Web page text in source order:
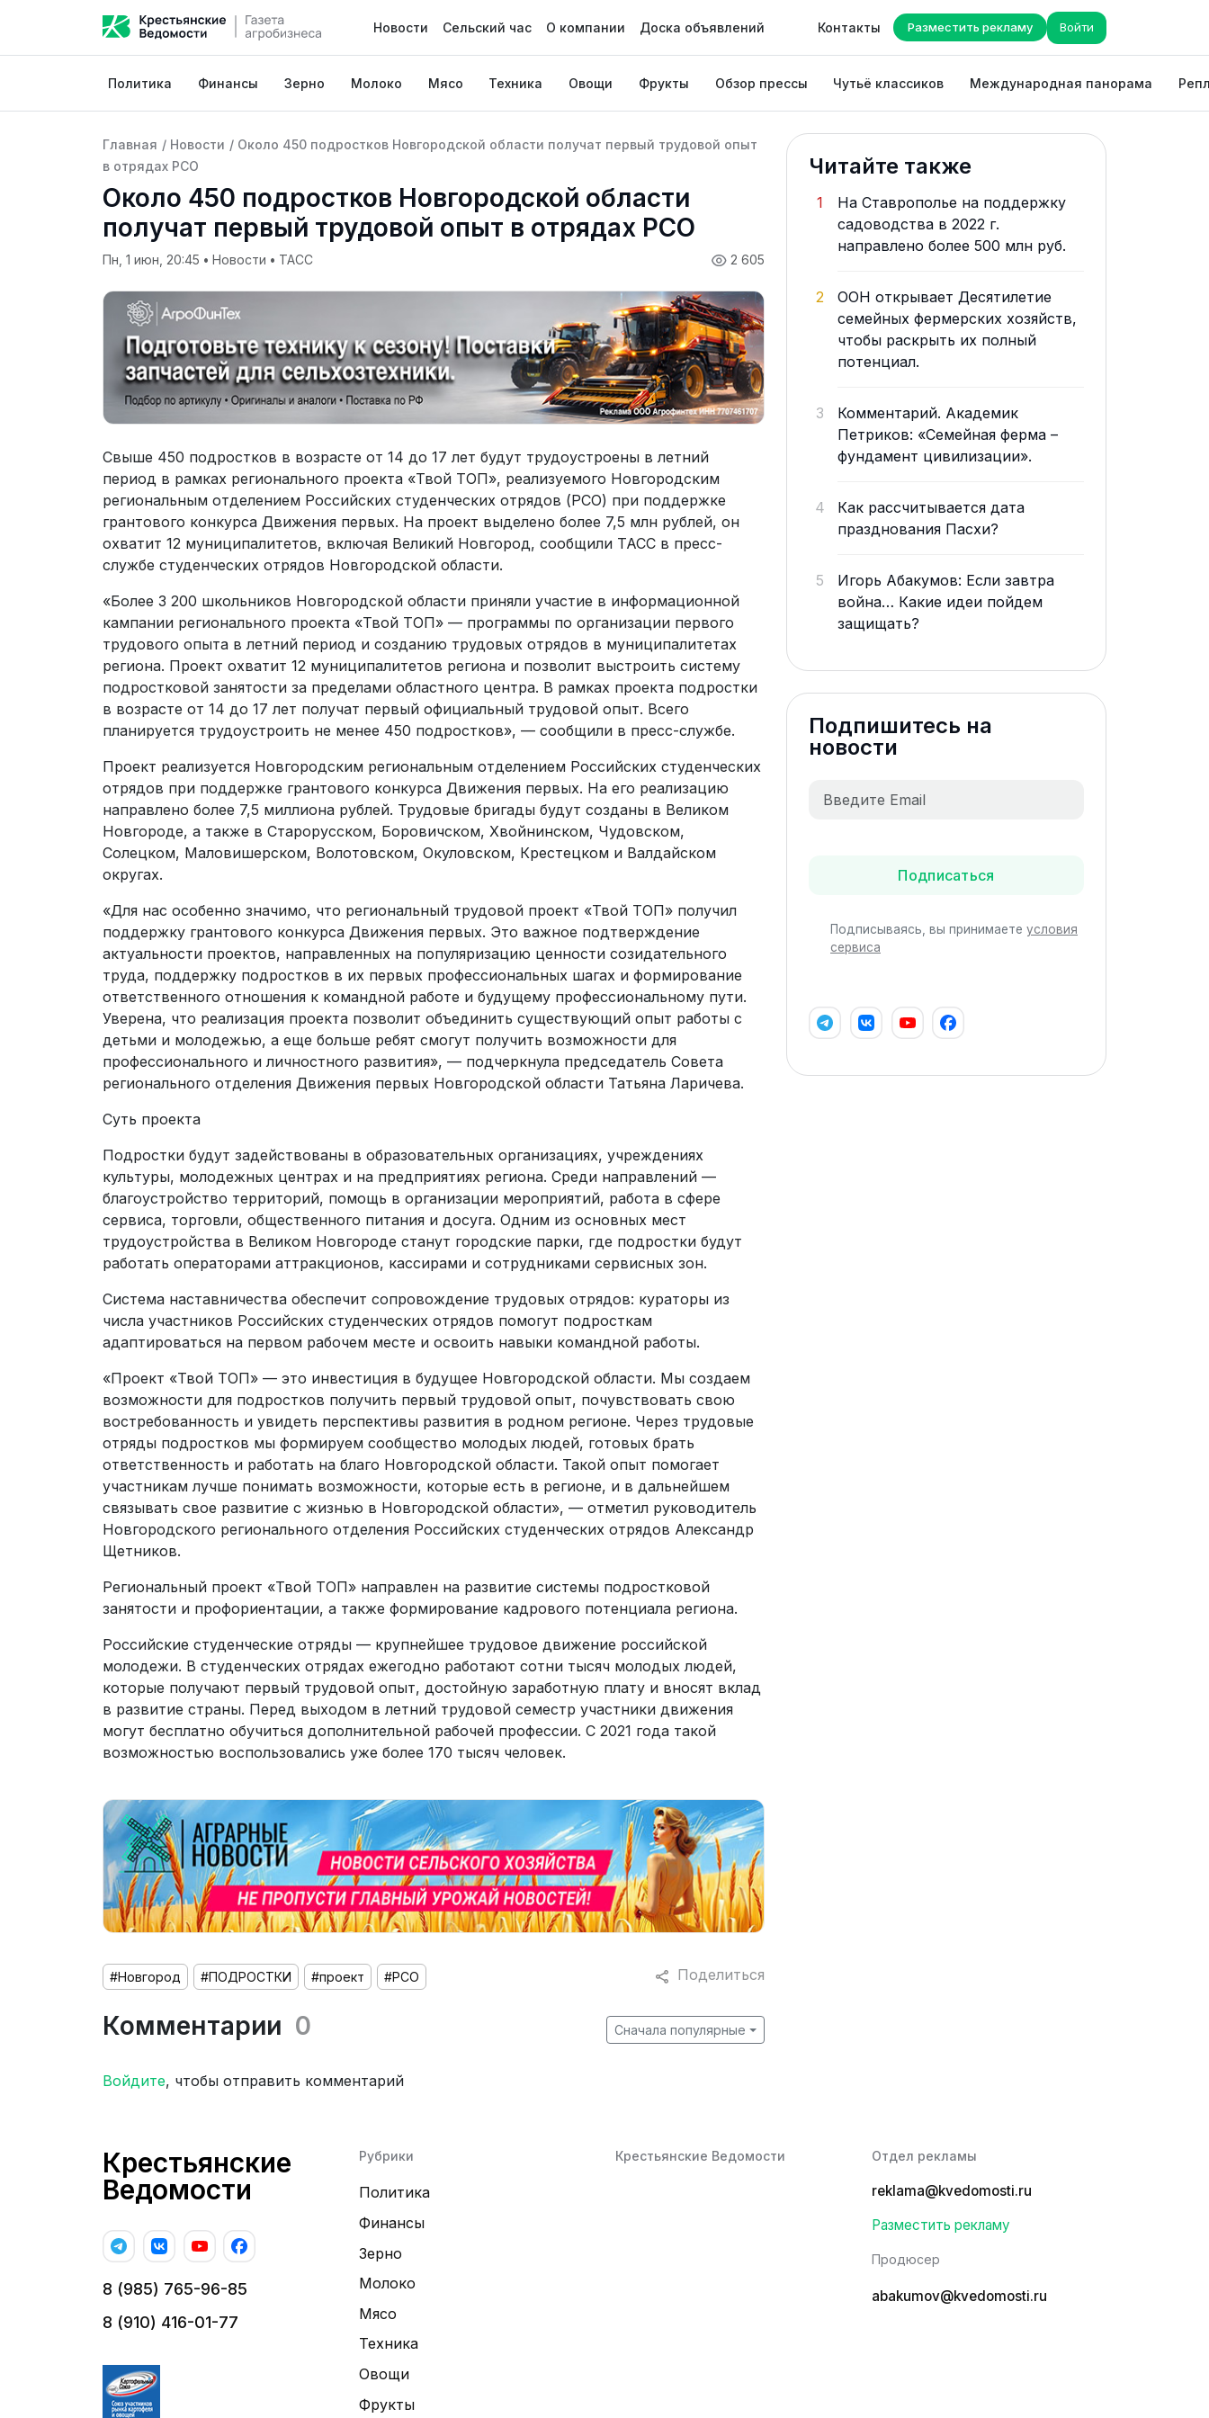
Новости Сельский час О компании Доска объявлений Контакты Разместить рекламу Войти
Политика Финансы Зерно Молоко Мясо Техника Овощи Фрукты Обзор прессы Чутьё классиков Международная панорама
Главная / Новости / Около 450 подростков Новгородской области получат первый трудовой опыт
в отрядах РСО
Около 450 подростков Новгородской области
получат первый трудовой опыт в отрядах РСО
2 605
Пн, 1 июн, 20:45 • Новости • ТАСС
Свыше 450 подростков в возрасте от 14 до 17 лет будут трудоустроены в летний
период в рамках регионального проекта «Твой ТОП», реализуемого Новгородским
региональным отделением Российских студенческих отрядов (РСО) при поддержке
грантового конкурса Движения первых. На проект выделено более 7,5 млн рублей, он
охватит 12 муниципалитетов, включая Великий Новгород, сообщили ТАСС в пресс-
службе студенческих отрядов Новгородской области.
«Более 3 200 школьников Новгородской области приняли участие в информационной
кампании регионального проекта «Твой ТОП» — программы по организации первого
трудового опыта в летний период и созданию трудовых отрядов в муниципалитетах
региона. Проект охватит 12 муниципалитетов региона и позволит выстроить систему
подростковой занятости за пределами областного центра. В рамках проекта подростки
в возрасте от 14 до 17 лет получат первый официальный трудовой опыт. Всего
планируется трудоустроить не менее 450 подростков», — сообщили в пресс-службе.
Проект реализуется Новгородским региональным отделением Российских студенческих
отрядов при поддержке грантового конкурса Движения первых. На его реализацию
направлено более 7,5 миллиона рублей. Трудовые бригады будут созданы в Великом
Новгороде, а также в Старорусском, Боровичском, Хвойнинском, Чудовском,
Солецком, Маловишерском, Волотовском, Окуловском, Крестецком и Валдайском
округах.
«Для нас особенно значимо, что региональный трудовой проект «Твой ТОП» получил
поддержку грантового конкурса Движения первых. Это важное подтверждение
актуальности проектов, направленных на популяризацию ценности созидательного
труда, поддержку подростков в их первых профессиональных шагах и формирование
ответственного отношения к командной работе и будущему профессиональному пути.
Уверена, что реализация проекта позволит объединить существующий опыт работы с
детьми и молодежью, а еще больше ребят смогут получить возможности для
профессионального и личностного развития», — подчеркнула председатель Совета
регионального отделения Движения первых Новгородской области Татьяна Ларичева.
Суть проекта
Подростки будут задействованы в образовательных организациях, учреждениях
культуры, молодежных центрах и на предприятиях региона. Среди направлений —
благоустройство территорий, помощь в организации мероприятий, работа в сфере
сервиса, торговли, общественного питания и досуга. Одним из основных мест
трудоустройства в Великом Новгороде станут городские парки, где подростки будут
работать операторами аттракционов, кассирами и сотрудниками сервисных зон.
Система наставничества обеспечит сопровождение трудовых отрядов: кураторы из
числа участников Российских студенческих отрядов помогут подросткам
адаптироваться на первом рабочем месте и освоить навыки командной работы.
«Проект «Твой ТОП» — это инвестиция в будущее Новгородской области. Мы создаем
возможности для подростков получить первый трудовой опыт, почувствовать свою
востребованность и увидеть перспективы развития в родном регионе. Через трудовые
отряды подростков мы формируем сообщество молодых людей, готовых брать
ответственность и работать на благо Новгородской области. Такой опыт помогает
участникам лучше понимать возможности, которые есть в регионе, и в дальнейшем
связывать свое развитие с жизнью в Новгородской области», — отметил руководитель
Новгородского регионального отделения Российских студенческих отрядов Александр
Щетников.
Региональный проект «Твой ТОП» направлен на развитие системы подростковой
занятости и профориентации, а также формирование кадрового потенциала региона.
Российские студенческие отряды — крупнейшее трудовое движение российской
молодежи. В студенческих отрядах ежегодно работают сотни тысяч молодых людей,
которые получают первый трудовой опыт, достойную заработную плату и вносят вклад
в развитие страны. Перед выходом в летний трудовой семестр участники движения
могут бесплатно обучиться дополнительной рабочей профессии. С 2021 года такой
возможностью воспользовались уже более 170 тысяч человек.
Поделиться
#Новгород #ПОДРОСТКИ #проект #РСО
Комментарии 0 Сначала популярные
Войдите, чтобы отправить комментарий
Читайте также
1
На Ставрополье на поддержку
садоводства в 2022 г.
направлено более 500 млн руб.
2
ООН открывает Десятилетие
семейных фермерских хозяйств,
чтобы раскрыть их полный
потенциал.
3
Комментарий. Академик
Петриков: «Семейная ферма –
фундамент цивилизации».
4
Как рассчитывается дата
празднования Пасхи?
5
Игорь Абакумов: Если завтра
война… Какие идеи пойдем
защищать?
Подпишитесь на
новости
Подписаться
Подписываясь, вы принимаете условия
сервиса
Крестьянские
Ведомости
8 (985) 765-96-85
8 (910) 416-01-77
Рубрики
Политика
Финансы
Зерно
Молоко
Мясо
Техника
Овощи
Фрукты
Крестьянские Ведомости Отдел рекламы
reklama@kvedomosti.ru
Разместить рекламу
Продюсер
abakumov@kvedomosti.ru